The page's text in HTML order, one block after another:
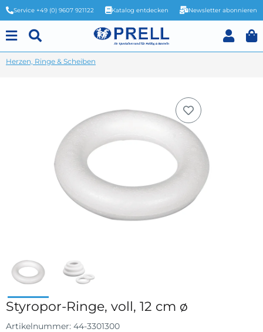
Service +49 (0) 9607 921122 Katalog entdecken Newsletter abonnieren
Herzen, Ringe & Scheiben
Styropor-Ringe, voll, 12 cm ø
Artikelnummer: 44-3301300